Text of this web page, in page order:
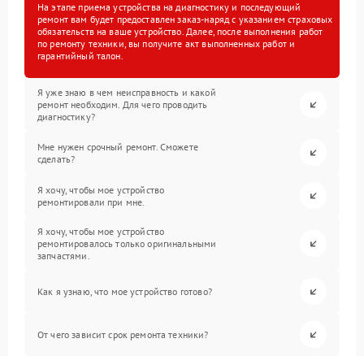
На этапе приема устройства на диагностику и последующий
ремонт вам будет предоставлен заказ-наряд с указанием страховых
обязательств на ваше устройство. Далее, после выполнения работ
по ремонту техники, вы получите акт выполненных работ и
гарантийный талон.
Я уже знаю в чем неисправность и какой
ремонт необходим. Для чего проводить
диагностику?
Мне нужен срочный ремонт. Сможете
сделать?
Я хочу, чтобы мое устройство
ремонтировали при мне.
Я хочу, чтобы мое устройство
ремонтировалось только оригинальными
запчастями.
Как я узнаю, что мое устройство готово?
От чего зависит срок ремонта техники?